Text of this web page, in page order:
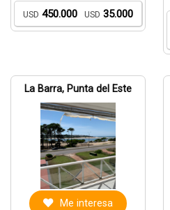
USD 450.000 USD 35.000
La Barra, Punta del Este
Me interesa